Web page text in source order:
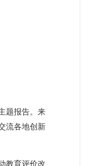
题报告。来
流各地创新
教育评价改